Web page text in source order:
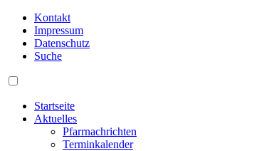
Kontakt
Impressum
Datenschutz
Suche
Startseite
Aktuelles
Pfarrnachrichten
Terminkalender